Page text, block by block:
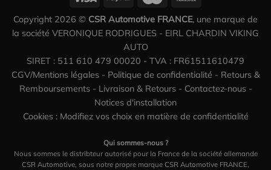
Copyright 2026 © CSR Automotive FRANCE, une marque de
la société VERONIQUE RODRIGUES - EIRL CHARDIN VIKING
AUTO
SIRET : 511 610 479 00020 - TVA : FR61511610479
CGV/Mentions légales- Politique de confidentialité - Retours &
Remboursements- Livraison & Retours- Contactez-nous-
Notices d'installation
Cookies : Modifiez vos choix en matière de confidentialité
Qui sommes-nous ?
Nous sommes le distribteur autorisé pour la France de la société allemande
CSR Automotive, sous notre propre marque CSR Automotive FRANCE,